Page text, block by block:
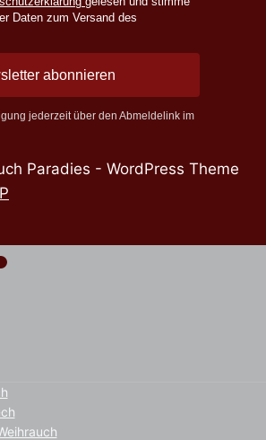
Daten zum Versand des
abonnieren
jederzeit über den Abmeldelink im
Paradies - WordPress Theme